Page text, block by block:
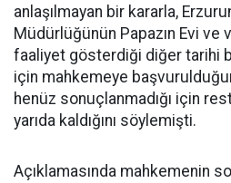
anlaşılmayan bir kararla,
Müdürlüğünün Papazın Evi ve
faaliyet gösterdiği diğer tarihi
için mahkemeye
henüz sonuçlanmadığı için
yarıda kaldığını söylemişti.
Açıklamasında mahkemenin